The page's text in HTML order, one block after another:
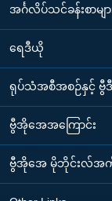
အင်္ဂလိပ်သင်ခန်းစာမျာ
ရေဒီယို
ရုပ်သံအစီအစဉ်နှင့် ဗွီဒီ
ဗွီအိုအေအကြောင်း
ဗွီအိုအေ မိုဘိုင်းလ်အက်